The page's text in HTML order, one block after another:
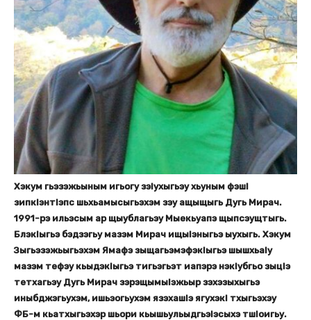
Хэкум гьэзэжьыным игьогу зэІухыгьэу хьуным фэшІ
зипкІэнтІэпс шьхьамысыгьэхэм зэу ащыщыгь Дугь Мирач.
1991-рэ ильэсым ар щыублагьэу Мыекьуапэ щыпсэущтыгь.
БлэкІыгьэ бэдзэгьу мазэм Мирач ищыІэныгьэ ыухыгь. Хэкум
Зыгьэзэжьыгьэхэм Ямафэ зыщагьэмэфэкІыгьэ шышхьаІу
мазэм тефэу кьыдэкІыгьэ тигьэгьэт иапэрэ нэкІубгьо зыцІэ
тетхагьэу Дугь Мирач зэрэщымыІэжьыр зэхэзыхыгьэ
иныбджэгьухэм, ишьэогьухэм язэхашІэ ягухэкІ тхыгьэхэу
ФБ-м кьатхыгьэхэр шьори кьышьульыдгьэІэсыхэ тшІоигьу.